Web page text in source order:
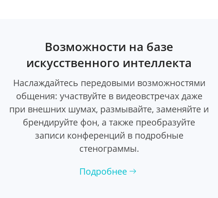
Возможности на базе
искусственного интеллекта
Наслаждайтесь передовыми возможностями
общения: участвуйте в видеовстречах даже
при внешних шумах, размывайте, заменяйте и
брендируйте фон, а также преобразуйте
записи конференций в подробные
стенограммы.
Подробнее